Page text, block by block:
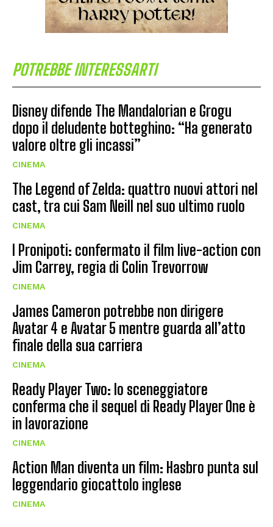
POTREBBE INTERESSARTI
Disney difende The Mandalorian e Grogu
dopo il deludente botteghino: “Ha generato
valore oltre gli incassi”
CINEMA
The Legend of Zelda: quattro nuovi attori nel
cast, tra cui Sam Neill nel suo ultimo ruolo
CINEMA
I Pronipoti: confermato il film live-action con
Jim Carrey, regia di Colin Trevorrow
CINEMA
James Cameron potrebbe non dirigere
Avatar 4 e Avatar 5 mentre guarda all’atto
finale della sua carriera
CINEMA
Ready Player Two: lo sceneggiatore
conferma che il sequel di Ready Player One è
in lavorazione
CINEMA
Action Man diventa un film: Hasbro punta sul
leggendario giocattolo inglese
CINEMA